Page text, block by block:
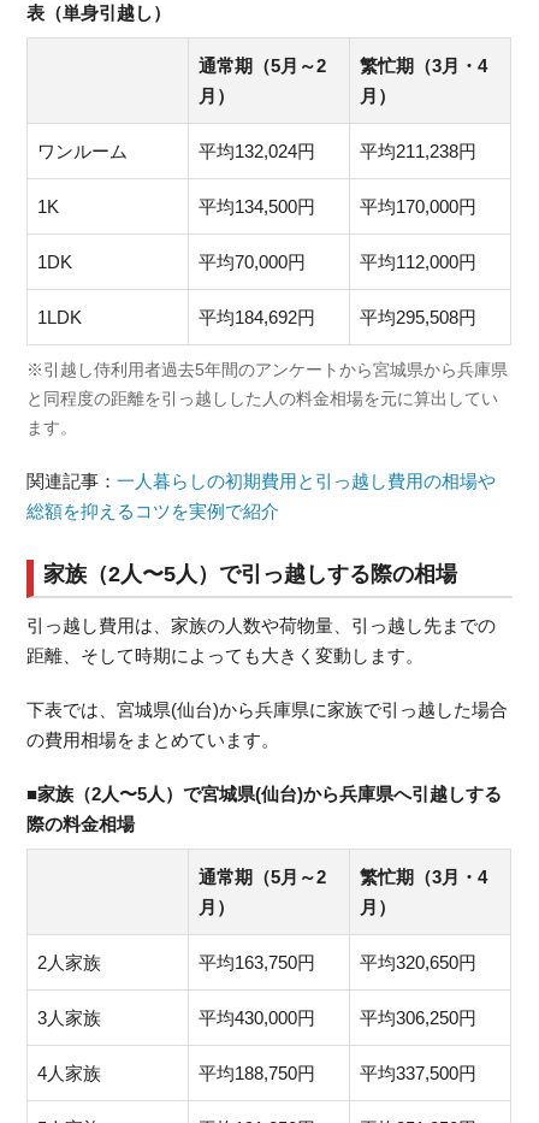
表（単身引越し）
通常期（5月～2
月）
繁忙期（3月・4
月）
ワンルーム 平均132,024円 平均211,238円
1K 平均134,500円 平均170,000円
1DK 平均70,000円 平均112,000円
1LDK 平均184,692円 平均295,508円
※引越し侍利用者過去5年間のアンケートから宮城県から兵庫県
と同程度の距離を引っ越しした人の料金相場を元に算出してい
ます。
関連記事：一人暮らしの初期費用と引っ越し費用の相場や
総額を抑えるコツを実例で紹介
家族（2人〜5人）で引っ越しする際の相場
引っ越し費用は、家族の人数や荷物量、引っ越し先までの
距離、そして時期によっても大きく変動します。
下表では、宮城県(仙台)から兵庫県に家族で引っ越した場合
の費用相場をまとめています。
■家族（2人〜5人）で宮城県(仙台)から兵庫県へ引越しする
際の料金相場
通常期（5月～2
月）
繁忙期（3月・4
月）
2人家族 平均163,750円 平均320,650円
3人家族 平均430,000円 平均306,250円
4人家族 平均188,750円 平均337,500円